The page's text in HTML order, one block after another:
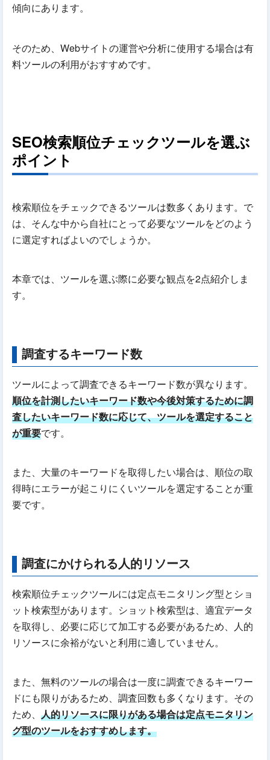
傾向にあります。
そのため、Webサイトの運営や分析に使用する場合は有
料ツールの利用がおすすめです。
SEO検索順位チェックツールを選ぶ
ポイント
検索順位をチェックできるツールは数多くあります。で
は、そんな中から自社にとって必要なツールをどのよう
に選定すればよいのでしょうか。
本章では、ツールを選ぶ際に必要な観点を2点紹介しま
す。
調査するキーワード数
ツールによって調査できるキーワード数が異なります。
順位を計測したいキーワード数や今後対策するために調
査したいキーワード数に応じて、ツールを選定すること
が重要です。
また、大量のキーワードを取得したい場合は、順位の取
得時にエラーが起こりにくいツールを選定することが重
要です。
調査にかけられる人的リソース
検索順位チェックツールには定点モニタリング型とショ
ット検索型があります。ショット検索型は、適宜データ
を取得し、必要に応じて加工する必要があるため、人的
リソースに余裕がないと利用に適していません。
また、無料のツールの場合は一度に調査できるキーワー
ドにも限りがあるため、調査回数も多くなります。その
ため、 人的リソースに限りがある場合は定点モニタリン
グ型のツールをおすすめします。